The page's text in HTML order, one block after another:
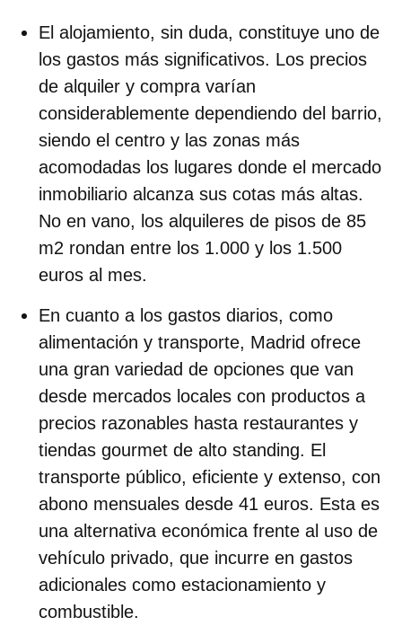
El alojamiento, sin duda, constituye uno de
los gastos más significativos. Los precios
de alquiler y compra varían
considerablemente dependiendo del barrio,
siendo el centro y las zonas más
acomodadas los lugares donde el mercado
inmobiliario alcanza sus cotas más altas.
No en vano, los alquileres de pisos de 85
m2 rondan entre los 1.000 y los 1.500
euros al mes.
En cuanto a los gastos diarios, como
alimentación y transporte, Madrid ofrece
una gran variedad de opciones que van
desde mercados locales con productos a
precios razonables hasta restaurantes y
tiendas gourmet de alto standing. El
transporte público, eficiente y extenso, con
abono mensuales desde 41 euros. Esta es
una alternativa económica frente al uso de
vehículo privado, que incurre en gastos
adicionales como estacionamiento y
combustible.